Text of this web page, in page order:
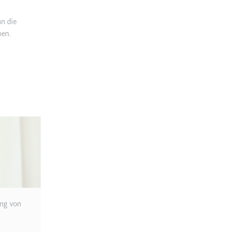
eingebetteten Inhalten zu verfolgen.
auf anderen Webseiten integrierten Youtube-
die
von